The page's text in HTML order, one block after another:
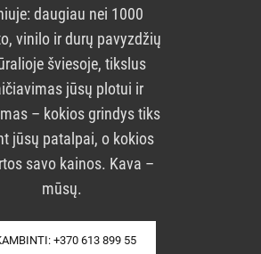
daugiau nei 1000
vinilo ir durų pavyzdžių
šviesoje, tikslus
jūsų plotui ir
– kokios grindys tiks
jūsų patalpai, o kokios
savo kainos. Kava –
mūsų.
+370 613 899 55